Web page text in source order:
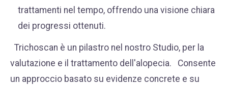
trattamenti nel tempo, offrendo una visione chiara
dei progressi ottenuti.
Trichoscan è un pilastro nel nostro Studio, per la
valutazione e il trattamento dell'alopecia.
Consente
un approccio basato su evidenze concrete e su